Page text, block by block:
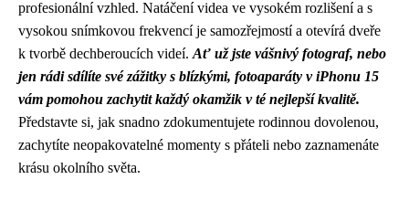
profesionální vzhled. Natáčení videa ve vysokém rozlišení a s
vysokou snímkovou frekvencí je samozřejmostí a otevírá dveře
k tvorbě dechberoucích videí. Ať už jste vášnivý fotograf, nebo
jen rádi sdílíte své zážitky s blízkými, fotoaparáty v iPhonu 15
vám pomohou zachytit každý okamžik v té nejlepší kvalitě.
Představte si, jak snadno zdokumentujete rodinnou dovolenou,
zachytíte neopakovatelné momenty s přáteli nebo zaznamenáte
krásu okolního světa.